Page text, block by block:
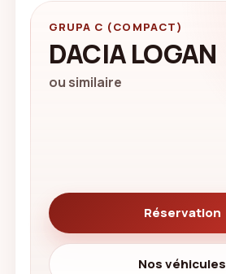
GRUPA C (COMPACT)
DACIA LOGAN
ou similaire
Réservation
Nos véhicules